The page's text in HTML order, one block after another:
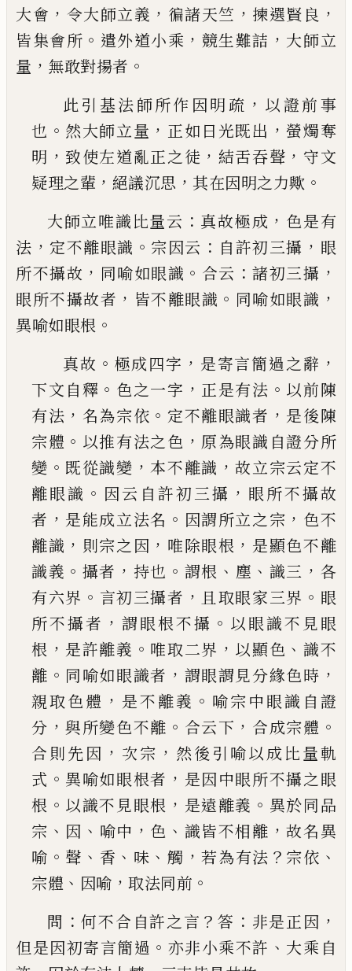
大會 ， 令大師立義 ， 徧諸天竺 ， 揀選賢良 ，
皆集會所 。 遣外道小乘 ， 競生難詰 ， 大師立
量 ， 無敢對揚者 。
此引基法師所作因明疏 ， 以證前事
也 。 然大師立量 ， 正如日光既出 ，螢燭奪
明 ， 致使左道亂正之徒 ， 結舌吞聲 ， 守文
疑理之輩 ， 絕議沉思 ， 其在因明之力歟 。
大師立唯識比量云 ： 真故極成 ， 色是有
法 ， 定不離眼識 。 宗因云 ： 自許初三攝 ， 眼
所不攝故 ， 同喻如眼識 。 合云 ：諸初三攝 ，
眼所不攝故者 ， 皆不離眼識 。 同喻如眼識 ，
異喻如眼根 。
真故 。 極成四字 ， 是寄言簡過之辭 ，
下文自釋 。 色之一字 ， 正是有法 。 以前陳
有法 ， 名為宗依 。 定不離眼識者 ， 是後陳
宗體 。 以推有法之色 ， 原為眼識自證分所
變 。 既從識變 ，本不離識 ，故立宗云定不
離眼識 。 因云自許初三攝 ， 眼所不攝故
者 ， 是能成立法名 。 因謂所立之宗 ， 色不
離識 ， 則宗之因 ， 唯除眼根 ， 是顯色不離
識義 。 攝者 ， 持也 。 謂根 、 塵 、 識三 ， 各
有六界 。 言初三攝者 ， 且取眼家三界 。 眼
所不攝者 ， 謂眼根不攝 。 以眼識不見眼
根 ， 是許離義 。 唯取二界 ， 以顯色 、 識不
離 。 同喻如眼識者 ， 謂眼謂見分緣色時 ，
親取色體 ， 是不離義 。 喻宗中眼識自證
分 ，與所變色不離 。 合云下 ， 合成宗體 。
合則先因 ， 次宗 ， 然後引 喻以成比量軌
式 。 異喻如眼根者 ， 是因中眼所不攝之眼
根 。 以識不見眼根 ， 是遠離義 。 異於同品
宗 、 因 、 喻中 ， 色 、 識皆不相離 ，故名異
喻 。 聲 、 香 、 味 、 觸 ，若為有法 ？ 宗依 、
宗體 、 因喻 ， 取法同前 。
問 ：何不合自許之言 ？答 ： 非是正因 ，
但是因初寄言簡過 。 亦非小乘不許 、 大乘自